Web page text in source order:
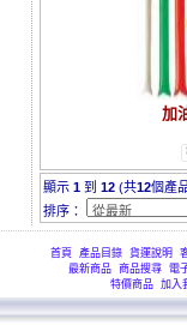
加
顯示 1 到 12 (共12個產
排序：
首頁 產品目錄 貨運說明
最新商品 商品搜尋 電
特價商品
加入